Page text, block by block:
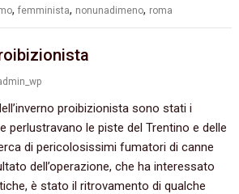
,femminista, nonunadimeno, roma
proibizionista sono stati i
perlustravano le piste del Trentino e delle
di pericolosissimi fumatori di canne
dell’operazione, che ha interessato
è stato il ritrovamento di qualche